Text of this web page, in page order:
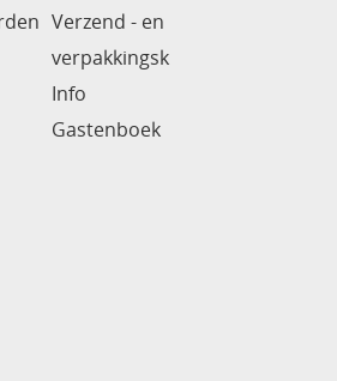
Verzend - en
verpakkingsk
Info
Gastenboek